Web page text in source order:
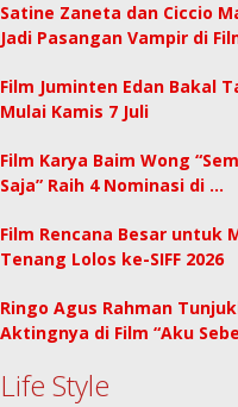
Satine Zaneta dan Ciccio
Jadi Pasangan Vampir di
Film Juminten Edan Bakal
Mulai Kamis 7 Juli
Film Karya Baim Wong
Saja” Raih 4 Nominasi di …
Film Rencana Besar untuk
Tenang Lolos ke-SIFF 2026
Ringo Agus Rahman
Aktingnya di Film “Aku
Life Style